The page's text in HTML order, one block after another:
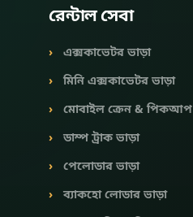
রেন্টাল সেবা
এক্সকাভেটর ভাড়া
মিনি এক্সকাভেটর ভাড়া
মোবাইল ক্রেন & পিকআপ
ডাম্প ট্রাক ভাড়া
পেলোডার ভাড়া
ব্যাকহো লোডার ভাড়া